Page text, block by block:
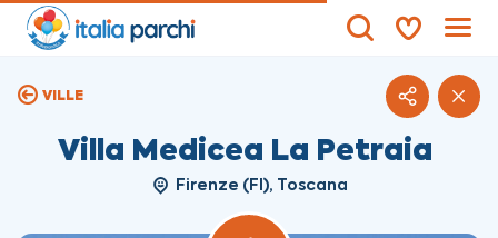
VILLE
Villa Medicea La Petraia
Firenze (FI), Toscana